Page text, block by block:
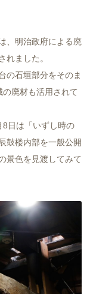
、明治政府による廃
れました。
の石垣部分をそのま
廃材も活用されて
8日は「いずし時の
鼓楼内部を一般公開
景色を見渡してみて